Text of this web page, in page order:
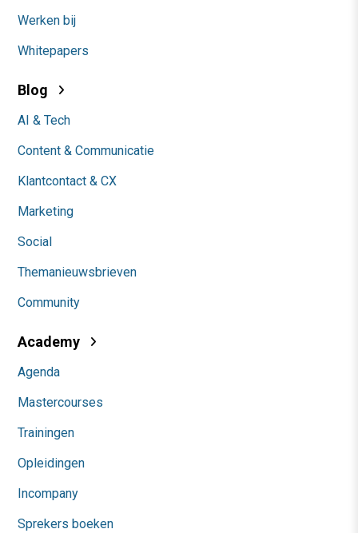
Werken bij
Whitepapers
Blog
AI & Tech
Content & Communicatie
Klantcontact & CX
Marketing
Social
Themanieuwsbrieven
Community
Academy
Agenda
Mastercourses
Trainingen
Opleidingen
Incompany
Sprekers boeken